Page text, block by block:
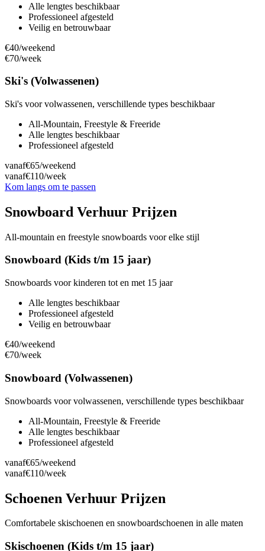
Alle lengtes beschikbaar
Professioneel afgesteld
Veilig en betrouwbaar
€40/weekend
€70/week
Ski's (Volwassenen)
Ski's voor volwassenen, verschillende types beschikbaar
All-Mountain, Freestyle & Freeride
Alle lengtes beschikbaar
Professioneel afgesteld
vanaf€65/weekend
vanaf€110/week
Kom langs om te passen
Snowboard Verhuur Prijzen
All-mountain en freestyle snowboards voor elke stijl
Snowboard (Kids t/m 15 jaar)
Snowboards voor kinderen tot en met 15 jaar
Alle lengtes beschikbaar
Professioneel afgesteld
Veilig en betrouwbaar
€40/weekend
€70/week
Snowboard (Volwassenen)
Snowboards voor volwassenen, verschillende types beschikbaar
All-Mountain, Freestyle & Freeride
Alle lengtes beschikbaar
Professioneel afgesteld
vanaf€65/weekend
vanaf€110/week
Schoenen Verhuur Prijzen
Comfortabele skischoenen en snowboardschoenen in alle maten
Skischoenen (Kids t/m 15 jaar)